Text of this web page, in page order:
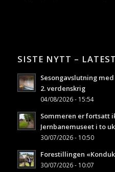
SISTE NYTT –
Sesongavslutning
2. verdenskrig
04/08/2026 - 15:54
Sommeren er fortsatt
Jernbanemuseet i to
30/07/2026 - 10:50
Forestillingen
30/07/2026 - 10:07